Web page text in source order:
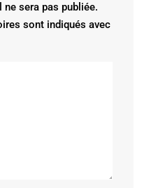
sera pas publiée.
sont indiqués avec